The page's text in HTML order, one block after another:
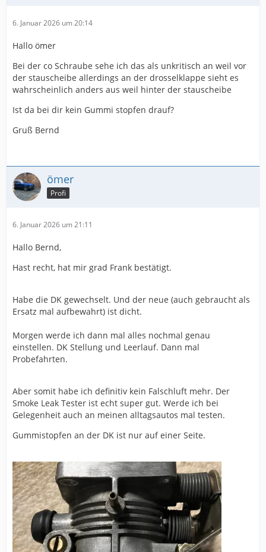
6. Januar 2026 um 20:14
Hallo ömer
Bei der co Schraube sehe ich das als unkritisch an weil vor
der stauscheibe allerdings an der drosselklappe sieht es
wahrscheinlich anders aus weil hinter der stauscheibe
Ist da bei dir kein Gummi stopfen drauf?
Gruß Bernd
ömer
Profi
6. Januar 2026 um 21:11
Hallo Bernd,
Hast recht, hat mir grad Frank bestätigt.
Habe die DK gewechselt. Und der neue (auch gebraucht als
Ersatz mal aufbewahrt) ist dicht.
Morgen werde ich dann mal alles nochmal genau
einstellen. DK Stellung und Leerlauf. Dann mal
Probefahrten.
Aber somit habe ich definitiv kein Falschluft mehr. Der
Smoke Leak Tester ist echt super gut. Werde ich bei
Gelegenheit auch an meinen alltagsautos mal testen.
Gummistopfen an der DK ist nur auf einer Seite.